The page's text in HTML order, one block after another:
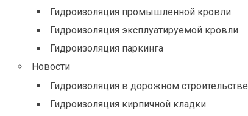
Гидроизоляция промышленной кровли
Гидроизоляция эксплуатируемой кровли
Гидроизоляция паркинга
Новости
Гидроизоляция в дорожном строительстве
Гидроизоляция кирпичной кладки